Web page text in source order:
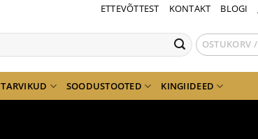
ETTEVÕTTEST KONTAKT BLOGI
OSTUKORV /
TARVIKUD SOODUSTOOTED KINGIIDEED